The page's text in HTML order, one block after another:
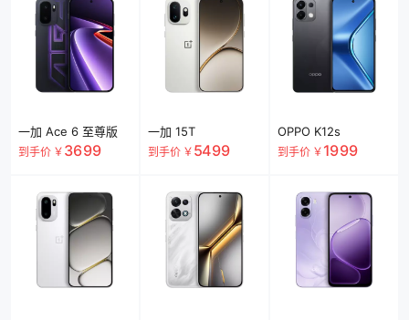
一加 Ace 6 至尊版
到手价 ￥ 3699
一加 15T
到手价 ￥ 5499
OPPO K12s
到手价 ￥ 1999